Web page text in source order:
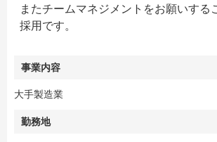
またチームマネジメントをお願いする
採用です。
事業内容
大手製造業
勤務地